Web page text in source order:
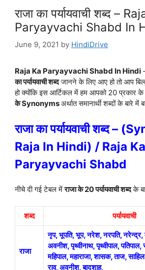
राजा का पर्यायवाची शब्द –
Paryayvachi Shabd In
June 9, 2021 by HindiDrive
Raja Ka Paryayvachi Shabd In Hindi
का पर्यायवाची शब्दजानने के लिए आए हो तो आप
हो क्योंकि इस आर्टिकल में हम आपको 20 प्रकार के
के Synonymsअर्थातसमानार्थी शब्दों के बारे में
राजा का पर्यायवाची शब्द – (
Raja In Hindi) / Raja Ka
Paryayvachi Shabd
नीचे दी गई टेबल मेंराजा के 20 पर्यायवाची शब्दके
शब्द पर्यायवाची
राजा
नृप, भूपति, भूप, नरेश, नरपति, नरेन्द्र,
अवनीश,पृथ्वीनाथ, पृथ्वीपाल, पतिपाल,
महिपाल, महाराजा, शासक, ताज,
राव, अवनीश, बादशाह,